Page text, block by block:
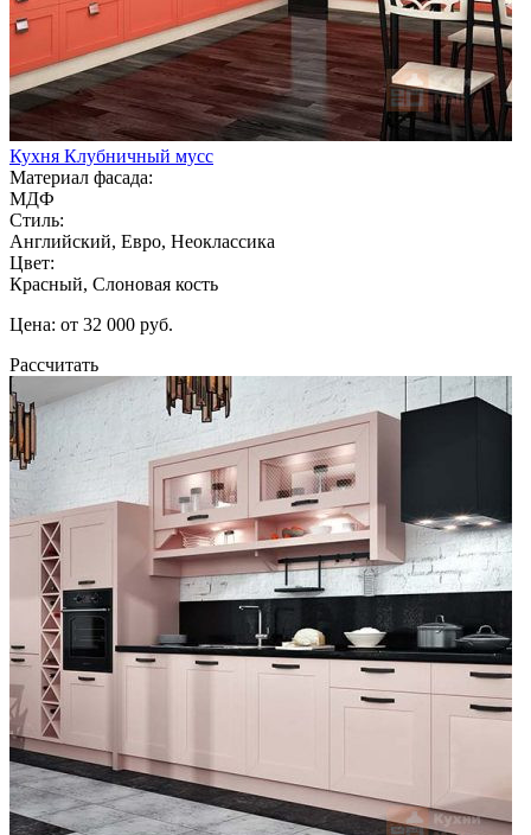
Кухня Клубничный мусс
Материал фасада:
МДФ
Стиль:
Английский, Евро, Неоклассика
Цвет:
Красный, Слоновая кость
Цена: от 32 000 руб.
Рассчитать